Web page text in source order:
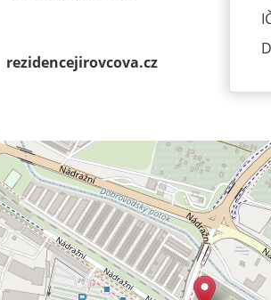
rezidencejirov­cova.cz